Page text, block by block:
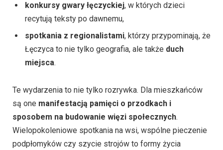
konkursy gwary łęczyckiej, w których dzieci
recytują teksty po dawnemu,
spotkania z regionalistami, którzy przypominają, że
Łęczyca to nie tylko geografia, ale także duch
miejsca.
Te wydarzenia to nie tylko rozrywka. Dla mieszkańców
są one manifestacją pamięci o przodkach i
sposobem na budowanie więzi społecznych.
Wielopokoleniowe spotkania na wsi, wspólne pieczenie
podpłomyków czy szycie strojów to formy życia